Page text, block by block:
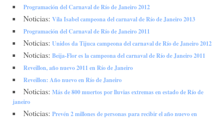
Programación del Carnaval de Río de Janeiro 2012
Noticias: Vila Isabel campeona del carnaval de Río de Janeiro 2013
Programación del Carnaval de Río de Janeiro 2011
Noticias: Unidos da Tijuca campeona del carnaval de Río de Janeiro 2012
Noticias: Beija-Flor es la campeona del carnaval de Río de Janeiro 2011
Reveillon, año nuevo 2011 en Río de Janeiro
Reveillon: Año nuevo en Río de Janeiro
Noticias: Más de 800 muertos por lluvias extremas en estado de Río de
janeiro
Noticias: Prevén 2 millones de personas para recibir el año nuevo en